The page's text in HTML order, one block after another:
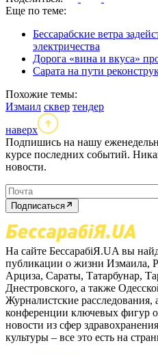
Еще по теме:
Бессарабские ветра
электричества
Дорога «вина и вкуса»
Сарата на пути
Похожие темы:
Измаил сквер тендер
наверх
Подпишись на нашу
курсе последних событий.
новости.
Подписаться
На сайте БессарабіЯ.UA вы
публикации о жизни Измаила,
Арциза, Сараты, Татарбунар,
Днестровского, а также
Журналистские расследования,
конференции ключевых фигур
новости из сфер
культуры – все это есть на